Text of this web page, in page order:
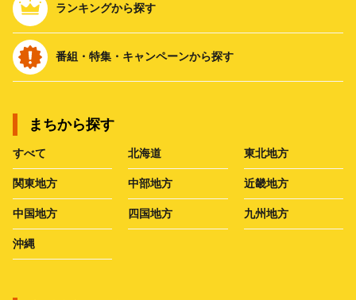
ランキングから探す
番組・特集・キャンペーンから探す
まちから探す
すべて 北海道 東北地方
関東地方 中部地方 近畿地方
中国地方 四国地方 九州地方
沖縄